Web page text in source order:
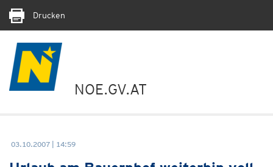
Drucken
NOE.GV.AT
03.10.2007 | 14:59